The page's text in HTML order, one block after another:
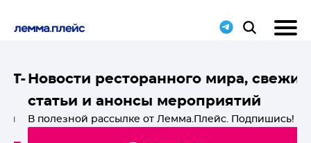
Новости ресторанного мира, свежие
статьи и анонсы мероприятий
В полезной рассылке от Лемма.Плейс. Подпишись!